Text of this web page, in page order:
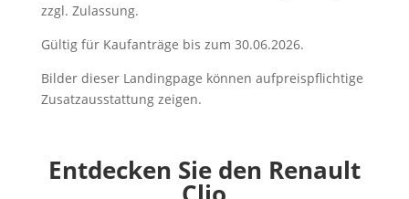
zzgl. Zulassung.
Gültig für Kaufanträge bis zum 30.06.2026.
Bilder dieser Landingpage können aufpreispflichtige
Zusatzausstattung zeigen.
Entdecken Sie den Renault